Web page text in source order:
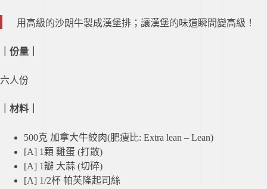
用高級的沙朗牛製成漢堡排；讓漢堡的味道瞬間變高級！
｜份量
六人份
｜材料
500克 加拿大牛絞肉(肥瘦比: Extra lean – Lean)
[A] 1顆 雞蛋 (打散)
[A] 1瓣 大蒜 (切碎)
[A] 1/2杯 帕芙隆起司絲